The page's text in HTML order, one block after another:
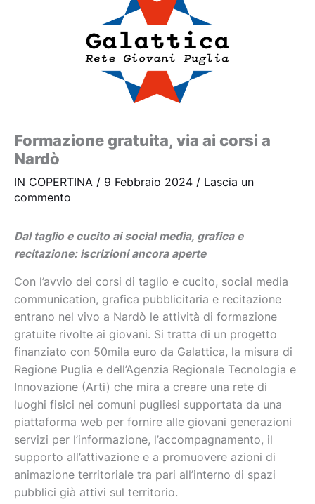
Formazione gratuita, via ai corsi a
Nardò
IN COPERTINA / 9 Febbraio 2024 / Lascia un
commento
Dal taglio e cucito ai social media, grafica e
recitazione: iscrizioni ancora aperte
Con l’avvio dei corsi di taglio e cucito, social media
communication, grafica pubblicitaria e recitazione
entrano nel vivo a Nardò le attività di formazione
gratuite rivolte ai giovani. Si tratta di un progetto
finanziato con 50mila euro da Galattica, la misura di
Regione Puglia e dell’Agenzia Regionale Tecnologia e
Innovazione (Arti) che mira a creare una rete di
luoghi fisici nei comuni pugliesi supportata da una
piattaforma web per fornire alle giovani generazioni
servizi per l’informazione, l’accompagnamento, il
supporto all’attivazione e a promuovere azioni di
animazione territoriale tra pari all’interno di spazi
pubblici già attivi sul territorio.